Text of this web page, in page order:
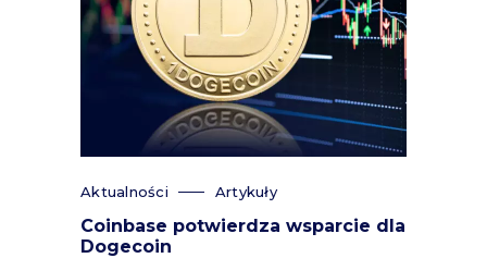
Aktualności Artykuły
Coinbase potwierdza wsparcie dla
Dogecoin